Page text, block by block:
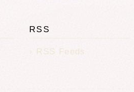
RSS
RSS Feeds